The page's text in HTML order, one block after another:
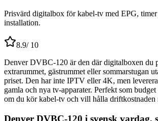
Prisvärd digitalbox för kabel-tv med EPG,
installation.
8.9/ 10
Denver DVBC-120 är den där digitalboxen du
extrarummet, gästrummet eller sommarstugan
priset. Den har inte IPTV eller 4K, men
gamla och nya tv-apparater. Perfekt som
om du kör kabel-tv och vill hålla driftkostnaden
Denver DVBC-120 i svensk vardag,